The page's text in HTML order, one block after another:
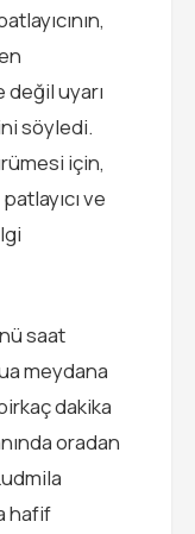
değil uyarı
söyledi.
için,
ve
saat
meydana
dakika
oradan
hafif